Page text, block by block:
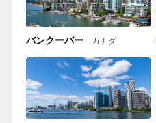
バンクーバー カナダ